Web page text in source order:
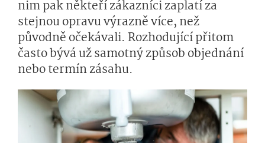
nim pak někteří zákazníci zaplatí za
stejnou opravu výrazně více, než
původně očekávali. Rozhodující přitom
často bývá už samotný způsob objednání
nebo termín zásahu.